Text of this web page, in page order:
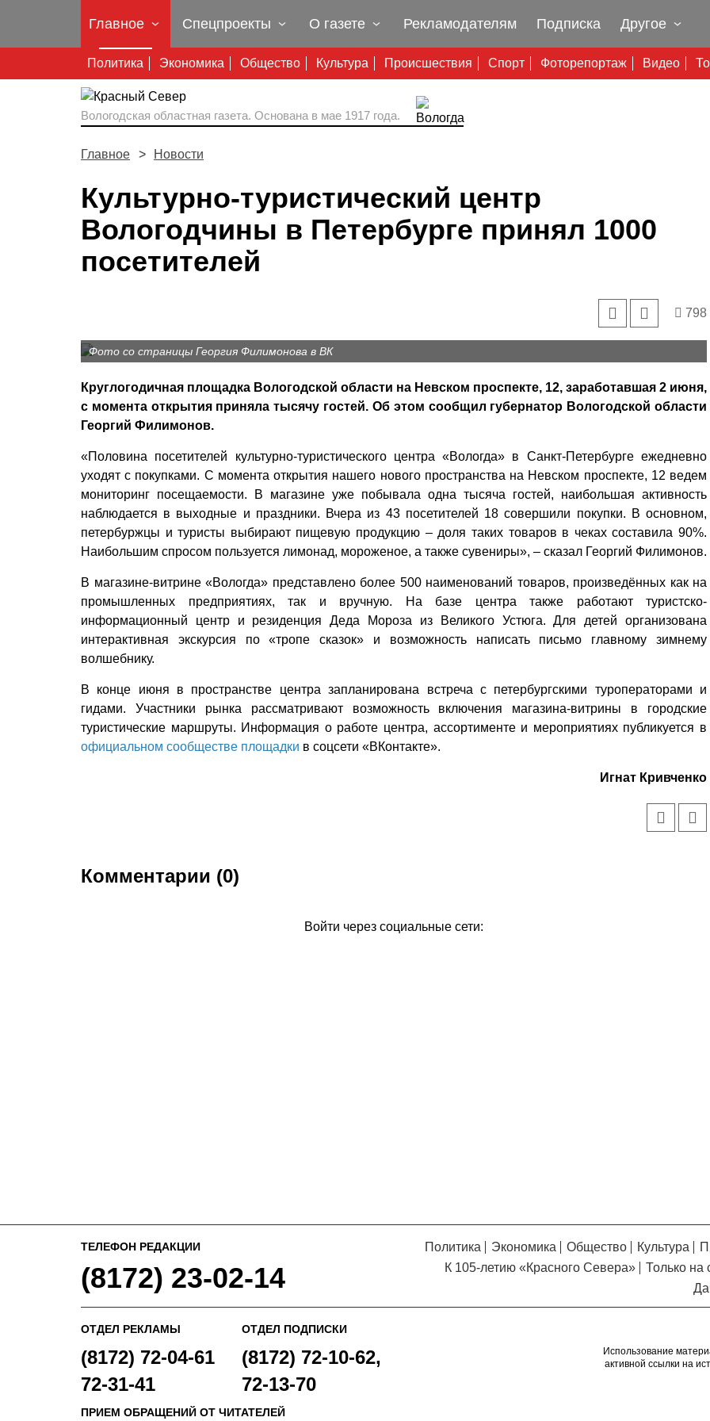
Главное
Политика Экономика Общество Культура Происшествия Спорт Фоторепортаж Видео
Спецпроекты О газете Рекламодателям Подписка Другое
Вологодская областная газета. Основана в мае 1917 года.
Главное Новости
Культурно-туристический центр
Вологодчины в Петербурге принял 1000
посетителей
798
Фото со страницы Георгия Филимонова в ВК
Круглогодичная площадка Вологодской области на Невском проспекте, 12, заработавшая 2 июня,
с момента открытия приняла тысячу гостей. Об этом сообщил губернатор Вологодской области
Георгий Филимонов.
«Половина посетителей культурно-туристического центра «Вологда» в Санкт-Петербурге ежедневно
уходят с покупками. С момента открытия нашего нового пространства на Невском проспекте, 12 ведем
мониторинг посещаемости. В магазине уже побывала одна тысяча гостей, наибольшая активность
наблюдается в выходные и праздники. Вчера из 43 посетителей 18 совершили покупки. В основном,
петербуржцы и туристы выбирают пищевую продукцию – доля таких товаров в чеках составила 90%.
Наибольшим спросом пользуется лимонад, мороженое, а также сувениры», – сказал Георгий Филимонов.
В магазине-витрине «Вологда» представлено более 500 наименований товаров, произведённых как на
промышленных предприятиях, так и вручную. На базе центра также работают туристско-
информационный центр и резиденция Деда Мороза из Великого Устюга. Для детей организована
интерактивная экскурсия по «тропе сказок» и возможность написать письмо главному зимнему
волшебнику.
В конце июня в пространстве центра запланирована встреча с петербургскими туроператорами и
гидами. Участники рынка рассматривают возможность включения магазина-витрины в городские
туристические маршруты. Информация о работе центра, ассортименте и мероприятиях публикуется в
официальном сообществе площадки в соцсети «ВКонтакте».
Игнат Кривченко
Комментарии (0)
Войти через социальные сети:
ТЕЛЕФОН РЕДАКЦИИ
(8172) 23-02-14
Политика Экономика Общество Культура
К 105-летию «Красного Севера»
Только на
ОТДЕЛ РЕКЛАМЫ
(8172) 72-04-61
72-31-41
ОТДЕЛ ПОДПИСКИ
(8172) 72-10-62,
72-13-70
ПРИЕМ ОБРАЩЕНИЙ ОТ ЧИТАТЕЛЕЙ
Использование
активной ссылки на